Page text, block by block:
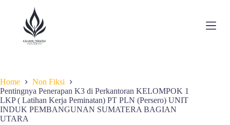
n
t
e
n
t
Home
Non Fiksi
Pentingnya Penerapan K3 di Perkantoran KELOMPOK 1
LKP ( Latihan Kerja Peminatan) PT PLN (Persero) UNIT
INDUK PEMBANGUNAN SUMATERA BAGIAN
UTARA